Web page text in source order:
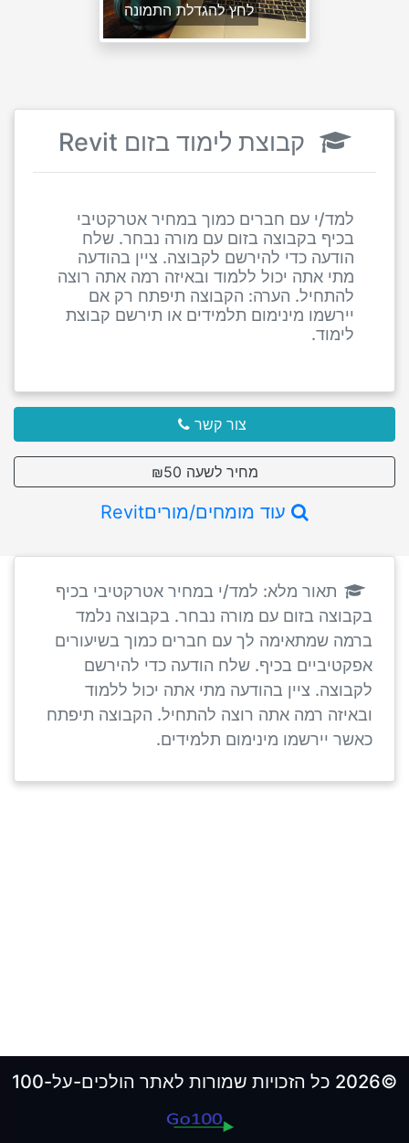
לחץ להגדלת התמונה
קבוצת לימוד בזום Revit
למד/י עם חברים כמוך במחיר אטרקטיבי
בכיף בקבוצה בזום עם מורה נבחר. שלח
הודעה כדי להירשם לקבוצה. ציין בהודעה
מתי אתה יכול ללמוד ובאיזה רמה אתה רוצה
להתחיל. הערה: הקבוצה תיפתח רק אם
יירשמו מינימום תלמידים או תירשם קבוצת
לימוד.
צור קשר
מחיר לשעה ₪50
עוד מומחים/מוריםRevit
תאור מלא: למד/י במחיר אטרקטיבי בכיף
בקבוצה בזום עם מורה נבחר. בקבוצה נלמד
ברמה שמתאימה לך עם חברים כמוך בשיעורים
אפקטיביים בכיף. שלח הודעה כדי להירשם
לקבוצה. ציין בהודעה מתי אתה יכול ללמוד
ובאיזה רמה אתה רוצה להתחיל. הקבוצה תיפתח
כאשר יירשמו מינימום תלמידים.
©2026 כל הזכויות שמורות לאתר הולכים-על-100